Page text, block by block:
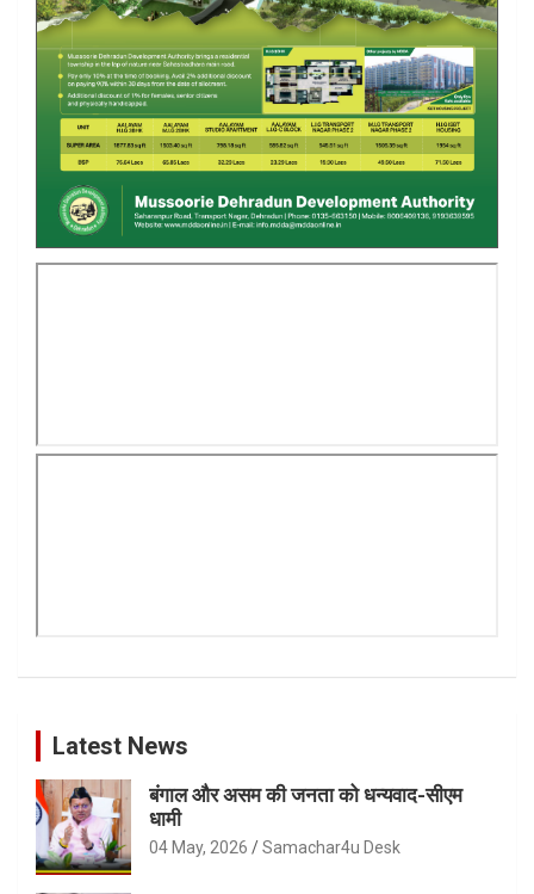
Latest News
बंगाल और असम की जनता को धन्यवाद-सीएम
धामी
04 May, 2026 Samachar4u Desk